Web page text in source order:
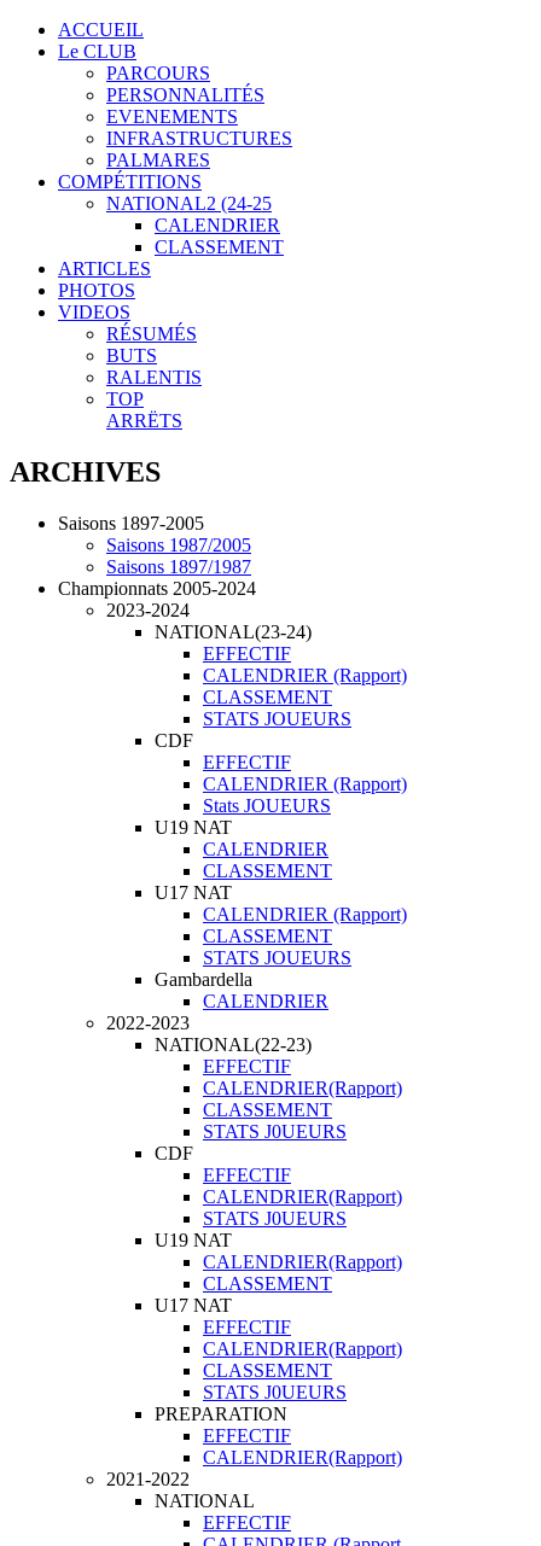
ACCUEIL
Le CLUB
PARCOURS
PERSONNALITÉS
EVENEMENTS
INFRASTRUCTURES
PALMARES
COMPÉTITIONS
NATIONAL2 (24-25
CALENDRIER
CLASSEMENT
ARTICLES
PHOTOS
VIDEOS
RÉSUMÉS
BUTS
RALENTIS
TOP
ARRËTS
ARCHIVES
Saisons 1897-2005
Saisons 1987/2005
Saisons 1897/1987
Championnats 2005-2024
2023-2024
NATIONAL(23-24)
EFFECTIF
CALENDRIER (Rapport)
CLASSEMENT
STATS JOUEURS
CDF
EFFECTIF
CALENDRIER (Rapport)
Stats JOUEURS
U19 NAT
CALENDRIER
CLASSEMENT
U17 NAT
CALENDRIER (Rapport)
CLASSEMENT
STATS JOUEURS
Gambardella
CALENDRIER
2022-2023
NATIONAL(22-23)
EFFECTIF
CALENDRIER(Rapport)
CLASSEMENT
STATS J0UEURS
CDF
EFFECTIF
CALENDRIER(Rapport)
STATS J0UEURS
U19 NAT
CALENDRIER(Rapport)
CLASSEMENT
U17 NAT
EFFECTIF
CALENDRIER(Rapport)
CLASSEMENT
STATS J0UEURS
PREPARATION
EFFECTIF
CALENDRIER(Rapport)
2021-2022
NATIONAL
EFFECTIF